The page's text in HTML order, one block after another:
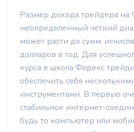
Размер дохода трейдера на
неопределенный четкий
может расти до сумм,
долларов в год. Для
курса в школа Форекс
обеспечить себя
инструментами. В первую
стабильное интернет-
будь то компьютер или